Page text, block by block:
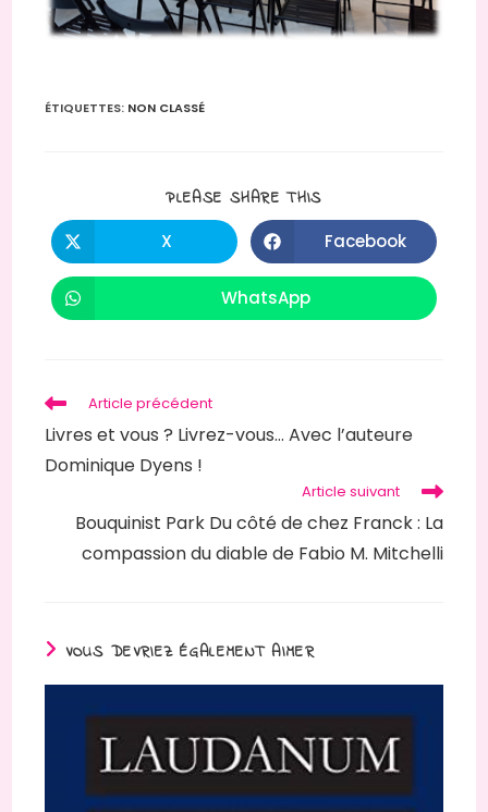
ÉTIQUETTES: NON CLASSÉ
PLEASE SHARE THISPARTAGER
CONTENU
Ouvrir
dans
une
X Ouvrir
dans
une
Facebook
Ouvrir
dans
WhatsApp
Read
more
articles
Article précédent
Livres et vous ? Livrez-vous… Avec l’auteure
Dominique Dyens !
Article suivant
Bouquinist Park Du côté de chez Franck : La
compassion du diable de Fabio M. Mitchelli
VOUS DEVRIEZ ÉGALEMENT AIMER